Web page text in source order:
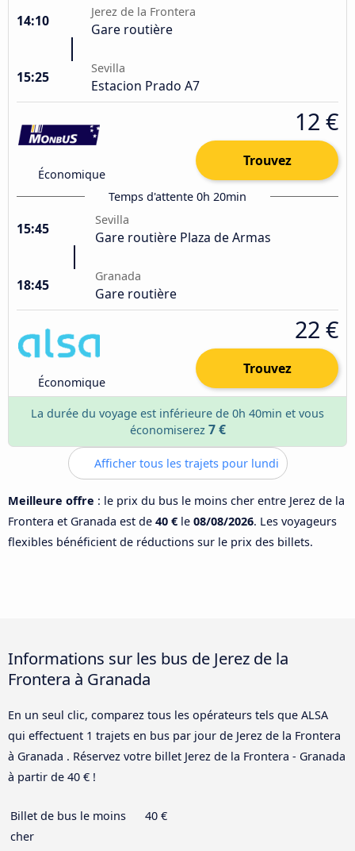
14:10
Jerez de la Frontera
Gare routière
15:25
Sevilla
Estacion Prado A7
Économique
12 €
Trouvez
Temps d'attente 0h 20min
15:45
Sevilla
Gare routière Plaza de Armas
18:45
Granada
Gare routière
Économique
22 €
Trouvez
La durée du voyage est inférieure de 0h 40min et vous
économiserez 7 €
Afficher tous les trajets pour lundi
Meilleure offre : le prix du bus le moins cher entre Jerez de la
Frontera et Granada est de 40 € le 08/08/2026. Les voyageurs
flexibles bénéficient de réductions sur le prix des billets.
Informations sur les bus de Jerez de la
Frontera à Granada
En un seul clic, comparez tous les opérateurs tels que ALSA
qui effectuent 1 trajets en bus par jour de Jerez de la Frontera
à Granada . Réservez votre billet Jerez de la Frontera - Granada
à partir de 40 € !
Billet de bus le moins
cher
40 €